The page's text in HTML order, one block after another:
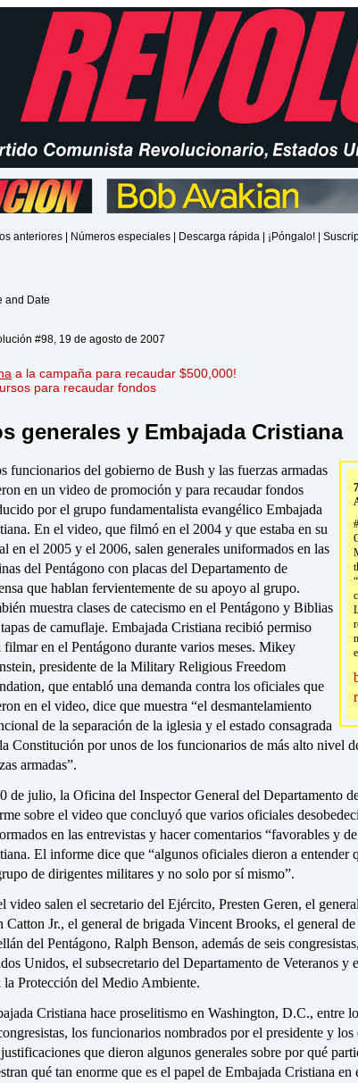
anteriores Números especiales Descarga rápida ¡Póngalo!
and Date
#98, 19 de agosto de 2007
a la campaña para recaudar $500,000!
para recaudar fondos
generales y Embajada Cristiana
funcionarios del gobierno de Bush y las fuerzas armadas
en un video de promoción y para recaudar fondos
por el grupo fundamentalista evangélico Embajada
En el video, que filmó en el 2004 y que estaba en su
en el 2005 y el 2006, salen generales uniformados en las
del Pentágono con placas del Departamento de
que hablan fervientemente de su apoyo al grupo.
muestra clases de catecismo en el Pentágono y Biblias
de camuflaje. Embajada Cristiana recibió permiso
filmar en el Pentágono durante varios meses. Mikey
presidente de la Military Religious Freedom
que entabló una demanda contra los oficiales que
en el video, dice que muestra “el desmantelamiento
de la separación de la iglesia y el estado consagrada
Constitución por unos de los funcionarios de más alto nivel
armadas”.
de julio, la Oficina del Inspector General del Departamento
sobre el video que concluyó que varios oficiales
en las entrevistas y hacer comentarios “favorables y
El informe dice que “algunos oficiales dieron a entender
de dirigentes militares y no solo por sí mismo”.
video salen el secretario del Ejército, Presten Geren, el
Catton Jr., el general de brigada Vincent Brooks, el general
del Pentágono, Ralph Benson, además de seis
Unidos, el subsecretario del Departamento de Veteranos y
la Protección del Medio Ambiente.
Cristiana hace proselitismo en Washington, D.C., entre
los funcionarios nombrados por el presidente y
que dieron algunos generales sobre por qué
qué tan enorme que es el papel de Embajada Cristiana